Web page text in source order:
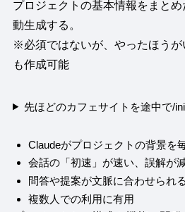
プロジェクトの基本情報をまとめ
動生成する。
※必須ではないが、やったほう
も作成可能
先ほどのカフェサイトを途中で/
Claudeがプロジェクトの背景を
会話の「初速」が速い、誤解が
問答や提案が文脈に合わせられる
複数人での利用に有用